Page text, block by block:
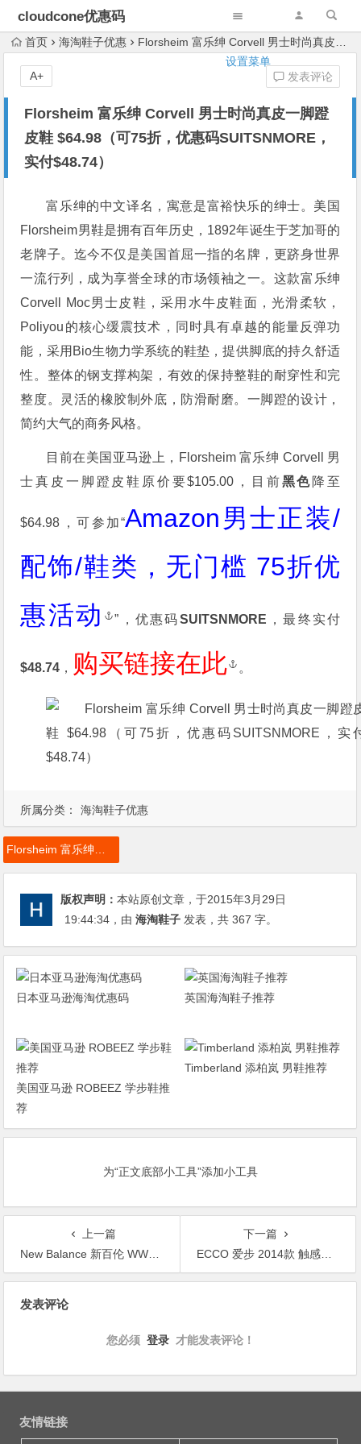
cloudcone优惠码
设置菜单
首页 海淘鞋子优惠 Florsheim 富乐绅 Corvell 男士时尚真皮一脚蹬皮鞋 $64.98（可75折，优惠码SUITSNMORE，实付$48.74）
Florsheim 富乐绅 Corvell 男士时尚真皮一脚蹬
皮鞋 $64.98（可75折，优惠码SUITSNMORE，
实付$48.74）
发表评论
A+
所属分类： 海淘鞋子优惠
富乐绅的中文译名，寓意是富裕快乐的绅士。美国
Florsheim男鞋是拥有百年历史，1892年诞生于芝加哥的
老牌子。迄今不仅是美国首屈一指的名牌，更跻身世界
一流行列，成为享誉全球的市场领袖之一。这款富乐绅
Corvell Moc男士皮鞋，采用水牛皮鞋面，光滑柔软，
Poliyou的核心缓震技术，同时具有卓越的能量反弹功
能，采用Bio生物力学系统的鞋垫，提供脚底的持久舒适
性。整体的钢支撑构架，有效的保持整鞋的耐穿性和完
整度。灵活的橡胶制外底，防滑耐磨。一脚蹬的设计，
简约大气的商务风格。
目前在美国亚马逊上，Florsheim 富乐绅 Corvell 男
士真皮一脚蹬皮鞋原价要$105.00，目前黑色 降至
$64.98，可参加“Amazon男士正装/
配饰/鞋类，无门槛 75折优
惠活动
”，优惠码SUITSNMORE ，最终实付
$48.74 ， 购买链接在此 。
版权声明：本站原创文章，于2015年3月29日
19:44:34 ，由海淘鞋子 发表，共 367 字。
日本亚马逊海淘优惠码 英国海淘鞋子推荐
美国亚马逊 ROBEEZ 学步鞋推
荐
Timberland 添柏岚 男鞋推荐
为“正文底部小工具”添加小工具
上一篇
New Balance 新百伦 WW1569 女士顶级GTX徒步鞋 $82.49（$82.49-$15，实付$67.49）
下一篇
ECCO 爱步 2014款 触感女士正装平底鞋 $46.95
发表评论
您必须 登录 才能发表评论！
友情链接